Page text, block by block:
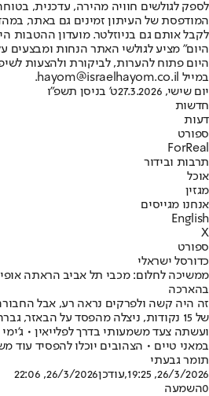
לספק לגולשים חוויה מהירה, עדכנית,
המודפסת של העיתון זמינים גם באתר,
לקבל אותם גם בניוזלטר. מועדון ההטבות
היום" מציע לגולשי האתר הנחות ומבצעים
היום פתוח להערות, לביקורת ולהצעות
במייל hayom@israelhayom.co.il.
יום שישי, 27.3.2026
ט' בניסן תשפ"ו
חדשות
דעות
ספורט
ForReal
תרבות ובידור
אוכל
מגזין
אנחנו מגייסים
English
X
ספורט
כדורסל ישראלי
בהארכה
זה היה קשה ולפרקים נראה רע, אבל
של 15 נקודות, ניצלה מהפסד על הבאזר,
ועשתה צעד משמעותי בדרך לפלייאין •
במאני טיים • הצהובים יוכלו להפסיד עוד
תומר גבעתי
26/3/2026, 19:25
,עודכן26/3/2026, 22:06
0השמעה